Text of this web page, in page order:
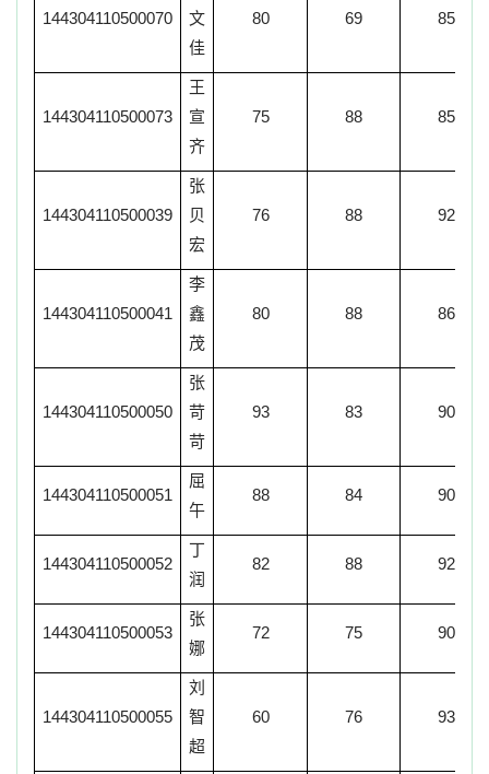
144304110500070
文
佳
80 69 85
144304110500073
王
宣
齐
75 88 85
144304110500039
张
贝
宏
76 88 92
144304110500041
李
鑫
茂
80 88 86
144304110500050
张
苛
苛
93 83 90
144304110500051
屈
午
88 84 90
144304110500052
丁
润
82 88 92
144304110500053
张
娜
72 75 90
144304110500055
刘
智
超
60 76 93